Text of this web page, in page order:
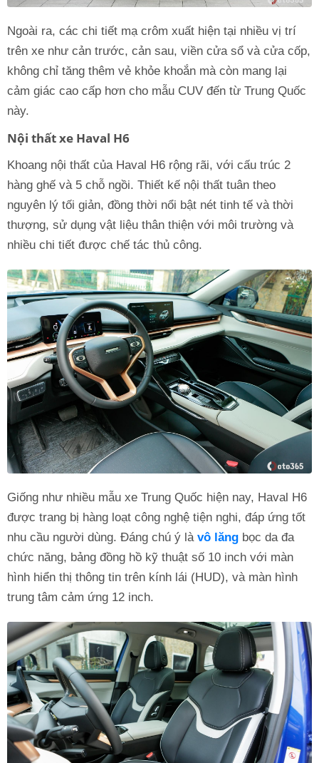
Ngoài ra, các chi tiết mạ crôm xuất hiện tại nhiều vị trí
trên xe như cản trước, cản sau, viền cửa sổ và cửa cốp,
không chỉ tăng thêm vẻ khỏe khoắn mà còn mang lại
cảm giác cao cấp hơn cho mẫu CUV đến từ Trung Quốc
này.
Nội thất xe Haval H6
Khoang nội thất của Haval H6 rộng rãi, với cấu trúc 2
hàng ghế và 5 chỗ ngồi. Thiết kế nội thất tuân theo
nguyên lý tối giản, đồng thời nổi bật nét tinh tế và thời
thượng, sử dụng vật liệu thân thiện với môi trường và
nhiều chi tiết được chế tác thủ công.
Giống như nhiều mẫu xe Trung Quốc hiện nay, Haval H6
được trang bị hàng loạt công nghệ tiện nghi, đáp ứng tốt
nhu cầu người dùng. Đáng chú ý là vô lăng bọc da đa
chức năng, bảng đồng hồ kỹ thuật số 10 inch với màn
hình hiển thị thông tin trên kính lái (HUD), và màn hình
trung tâm cảm ứng 12 inch.